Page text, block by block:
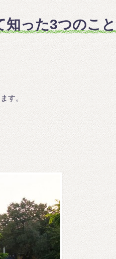
知った3つのこと
す。